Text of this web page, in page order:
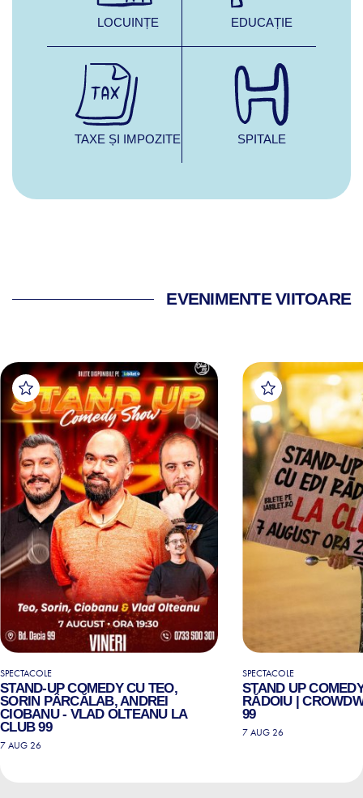
LOCUINȚE EDUCAȚIE
TAXE ȘI IMPOZITE SPITALE
EVENIMENTE VIITOARE
SPECTACOLE
STAND-UP COMEDY CU TEO,
SORIN PÂRCĂLAB, ANDREI
CIOBANU - VLAD OLTEANU LA
CLUB 99
7 AUG 26
SPECTACOLE
STAND UP
RĂDOIU |
99
7 AUG 26